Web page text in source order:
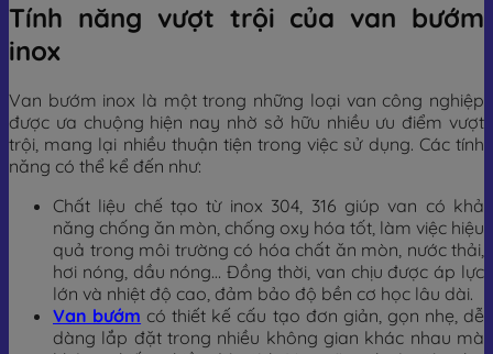
Tính năng vượt trội của van bướm
inox
Van bướm inox là một trong những loại van công nghiệp
được ưa chuộng hiện nay nhờ sở hữu nhiều ưu điểm vượt
trội, mang lại nhiều thuận tiện trong việc sử dụng. Các tính
năng có thể kể đến như:
Chất liệu chế tạo từ inox 304, 316 giúp van có khả
năng chống ăn mòn, chống oxy hóa tốt, làm việc hiệu
quả trong môi trường có hóa chất ăn mòn, nước thải,
hơi nóng, dầu nóng… Đồng thời, van chịu được áp lực
lớn và nhiệt độ cao, đảm bảo độ bền cơ học lâu dài.
Van bướm có thiết kế cấu tạo đơn giản, gọn nhẹ, dễ
dàng lắp đặt trong nhiều không gian khác nhau mà